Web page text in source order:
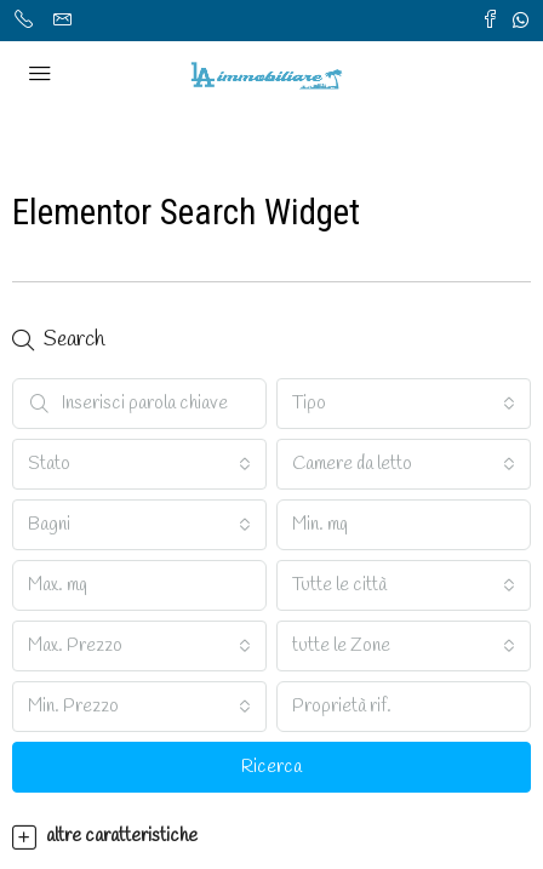
Elementor Search Widget
Search
Tipo
Stato Camere da letto
Bagni
Tutte le città
Max. Prezzo tutte le Zone
Min. Prezzo
Ricerca
altre caratteristiche